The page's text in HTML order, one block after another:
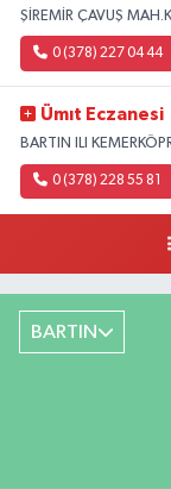
ŞİREMİR ÇAVUŞ
0 (378) 227 04 44
Ümıt Eczanesi
BARTIN ILI
0 (378) 228 55 81
BARTIN